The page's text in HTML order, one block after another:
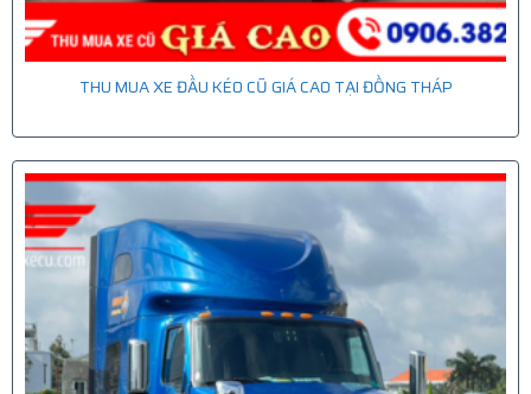
THU MUA XE ĐẦU KÉO CŨ GIÁ CAO TẠI ĐỒNG THÁP